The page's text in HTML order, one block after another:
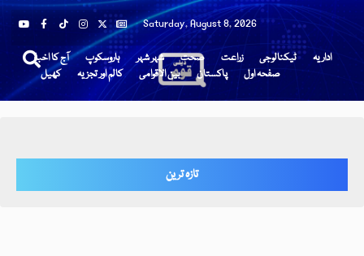
Saturday, August 8, 2026
آج کا اخبار ہاروسکوپ شہر شہر صحت زراعت ٹیکنالوجی
اداریہ
کھیل
کالم اور تجزیہ بین الاقوامی پاکستان صفحہ اول
تازہ ترین